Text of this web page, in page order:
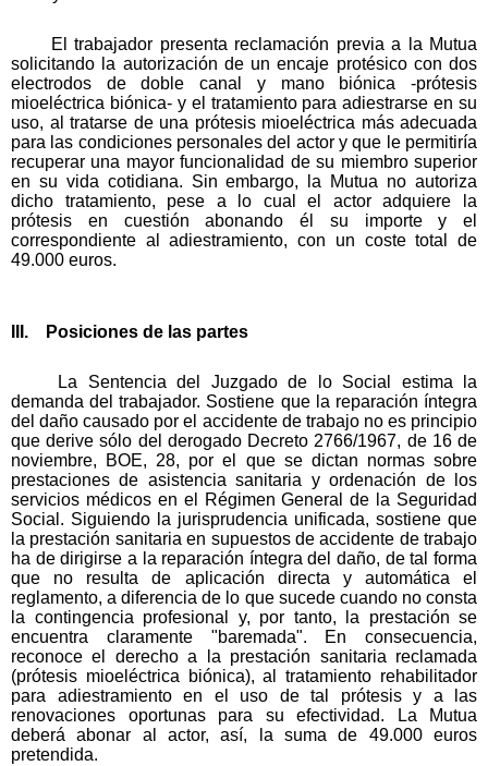
El trabajador presenta reclamación previa a la Mutua
solicitando la autorización de un encaje protésico con dos
electrodos de doble canal y mano biónica -prótesis
mioeléctrica biónica- y el tratamiento para adiestrarse en su
uso, al tratarse de una prótesis mioeléctrica más adecuada
para las condiciones personales del actor y que le permitiría
recuperar una mayor funcionalidad de su miembro superior
en su vida cotidiana. Sin embargo, la Mutua no autoriza
dicho tratamiento, pese a lo cual el actor adquiere la
prótesis en cuestión abonando él su importe y el
correspondiente al adiestramiento, con un coste total de
49.000 euros.
III. Posiciones de las partes
La Sentencia del Juzgado de lo Social estima la
demanda del trabajador. Sostiene que la reparación íntegra
del daño causado por el accidente de trabajo no es principio
que derive sólo del derogado Decreto 2766/1967, de 16 de
noviembre, BOE, 28, por el que se dictan normas sobre
prestaciones de asistencia sanitaria y ordenación de los
servicios médicos en el Régimen General de la Seguridad
Social. Siguiendo la jurisprudencia unificada, sostiene que
la prestación sanitaria en supuestos de accidente de trabajo
ha de dirigirse a la reparación íntegra del daño, de tal forma
que no resulta de aplicación directa y automática el
reglamento, a diferencia de lo que sucede cuando no consta
la contingencia profesional y, por tanto, la prestación se
encuentra claramente "baremada". En consecuencia,
reconoce el derecho a la prestación sanitaria reclamada
(prótesis mioeléctrica biónica), al tratamiento rehabilitador
para adiestramiento en el uso de tal prótesis y a las
renovaciones oportunas para su efectividad. La Mutua
deberá abonar al actor, así, la suma de 49.000 euros
pretendida.